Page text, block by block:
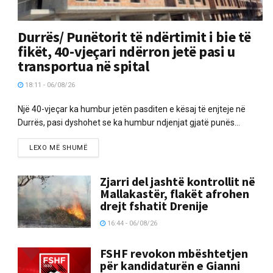
Durrës/ Punëtorit të ndërtimit i bie të
fikët, 40-vjeçari ndërron jetë pasi u
transportua në spital
18:11 - 06/08/26
Një 40-vjeçar ka humbur jetën pasditen e kësaj të enjteje në
Durrës, pasi dyshohet se ka humbur ndjenjat gjatë punës...
LEXO MË SHUMË
Zjarri del jashtë kontrollit në
Mallakastër, flakët afrohen
drejt fshatit Drenije
16:44 - 06/08/26
FSHF revokon mbështetjen
për kandidaturën e Gianni